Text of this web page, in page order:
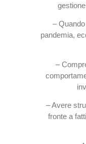
–
pandemia,
–
– Avere
fronte a